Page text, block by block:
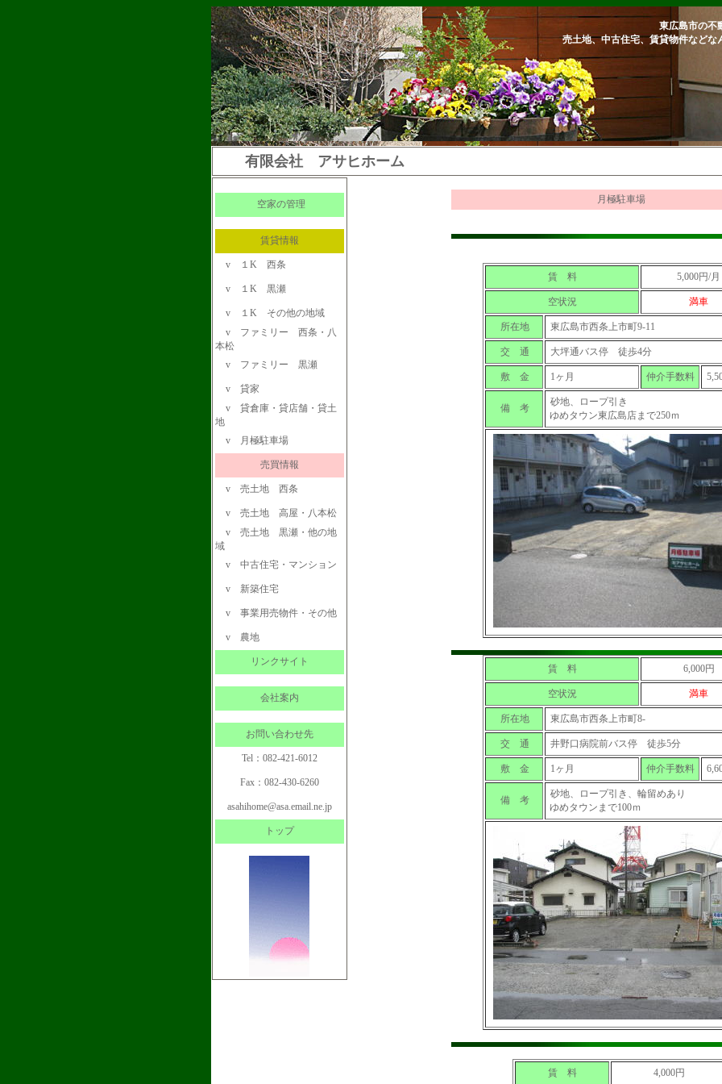
東広島市の
売土地、中古住宅、賃貸物件など
有限会社 アサヒホーム
空家の管理
賃貸情報
v１K 西条
v１K 黒瀬
v１K その他の地域
vファミリー 西条・八
本松
vファミリー 黒瀬
v貸家
v貸倉庫・貸店舗・貸土
地
v月極駐車場
売買情報
v売土地 西条
v売土地 高屋・八本松
v売土地 黒瀬・他の地
域
v中古住宅・マンション
v新築住宅
v事業用売物件・その他
v農地
リンクサイト
会社案内
お問い合わせ先
Tel：082-421-6012
Fax：082-430-6260
asahihome@asa.email.ne.jp
トップ
月極駐車場
賃 料 5,000円/月
空状況 満車
所在地 東広島市西条上市町9-11
交 通 大坪通バス停 徒歩4分
敷 金 1ヶ月 仲介手数料
備 考
砂地、ロープ引き
ゆめタウン東広島店まで250ｍ
賃 料 6,000円
空状況 満車
所在地 東広島市西条上市町8-
交 通 井野口病院前バス停 徒歩5分
敷 金 1ヶ月 仲介手数料
備 考
砂地、ロープ引き、輪留めあり
ゆめタウンまで100ｍ
賃 料 4,000円